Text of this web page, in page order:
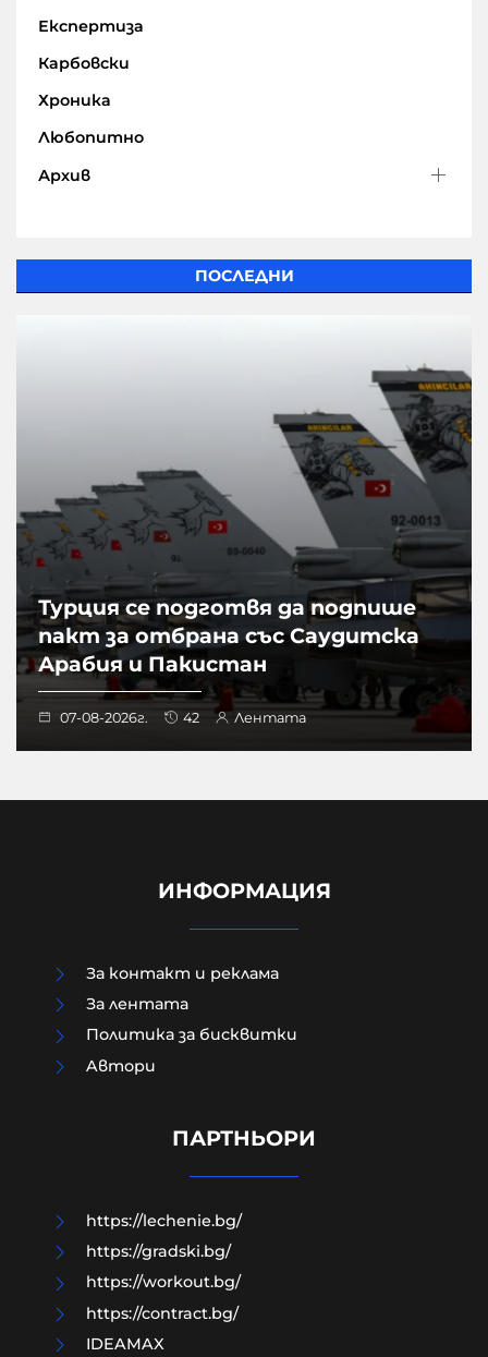
Експертиза
Карбовски
Хроника
Любопитно
Архив
ПОСЛЕДНИ
Турция се подготвя да подпише
пакт за отбрана със Саудитска
Арабия и Пакистан
07-08-2026г. 42 Лентата
Едва 18% от украинците имат
рейтинг е Залужни
ИНФОРМАЦИЯ
За контакт и реклама
За лентата
Политика за бисквитки
Aвтори
ПАРТНЬОРИ
https://lechenie.bg/
https://gradski.bg/
https://workout.bg/
https://contract.bg/
IDEAMAX